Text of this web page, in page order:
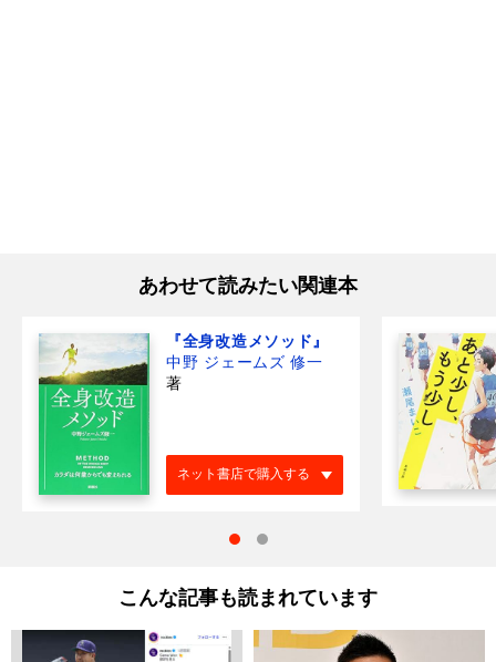
あわせて読みたい関連本
『全身改造メソッド』
中野 ジェームズ 修一
著
ネット書店で購入する
こんな記事も読まれています